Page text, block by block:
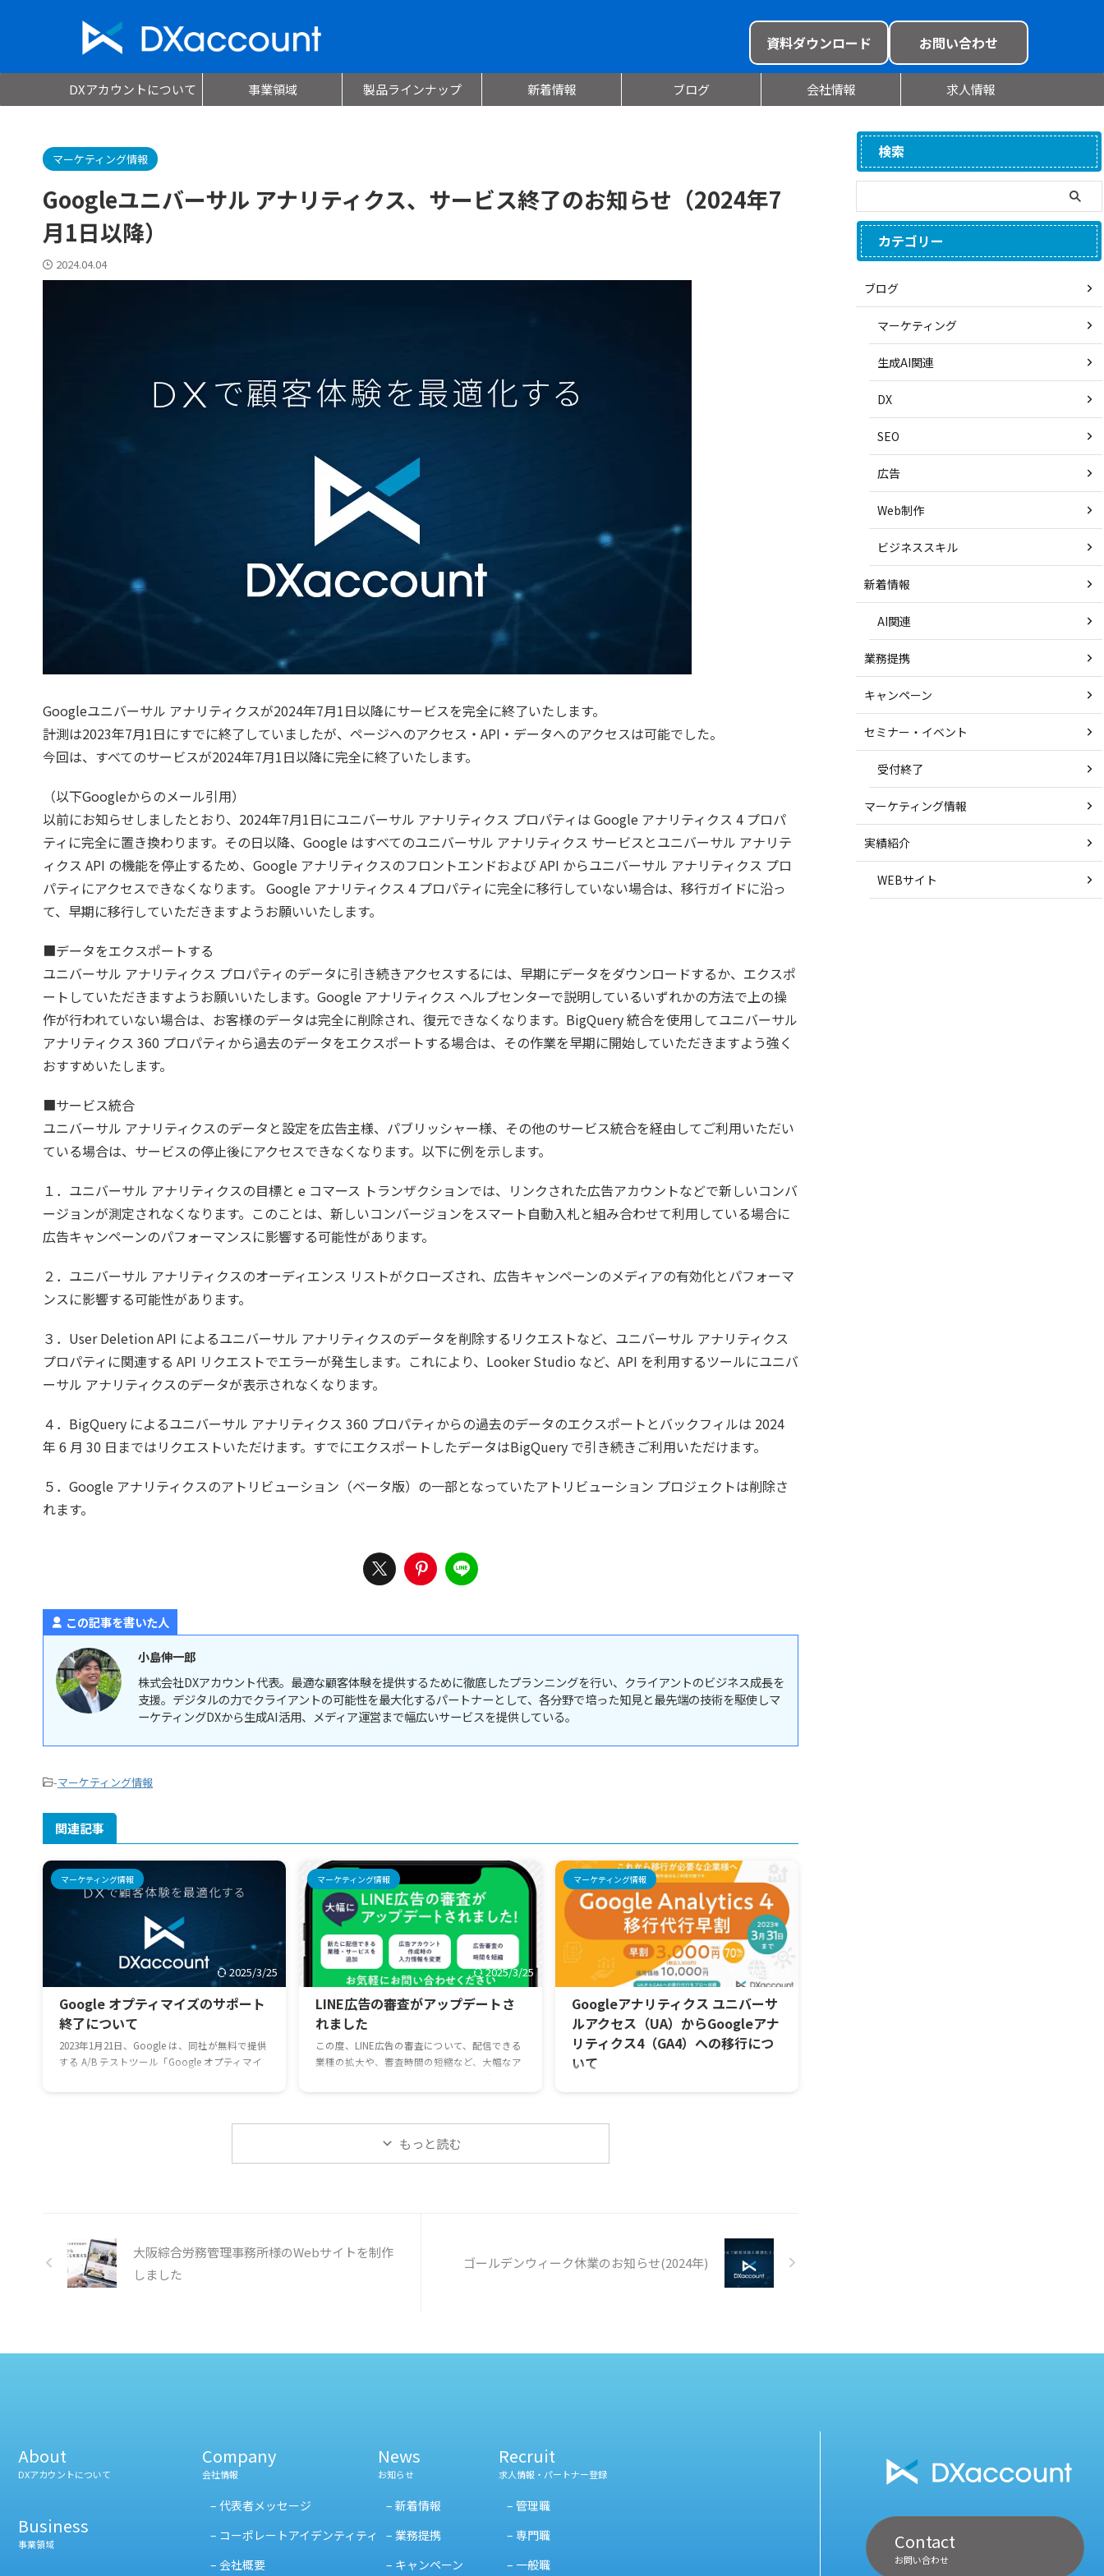
資料ダウンロード お問い合わせ
DXアカウントについて 事業領域 製品ラインナップ 新着情報 ブログ 会社情報 求人情報
マーケティング情報
Googleユニバーサル アナリティクス、サービス終了のお知らせ（2024年7
月1日以降）
2024.04.04
Googleユニバーサル アナリティクスが2024年7月1日以降にサービスを完全に終了いたします。
計測は2023年7月1日にすでに終了していましたが、ページへのアクセス・API・データへのアクセスは可能でした。
今回は、すべてのサービスが2024年7月1日以降に完全に終了いたします。
（以下Googleからのメール引用）
以前にお知らせしましたとおり、2024年7月1日にユニバーサル アナリティクス プロパティは Google アナリティクス 4 プロパ
ティに完全に置き換わります。その日以降、Google はすべてのユニバーサル アナリティクス サービスとユニバーサル アナリテ
ィクス API の機能を停止するため、Google アナリティクスのフロントエンドおよび API からユニバーサル アナリティクス プロ
パティにアクセスできなくなります。 Google アナリティクス 4 プロパティに完全に移行していない場合は、移行ガイドに沿っ
て、早期に移行していただきますようお願いいたします。
■データをエクスポートする
ユニバーサル アナリティクス プロパティのデータに引き続きアクセスするには、早期にデータをダウンロードするか、エクスポ
ートしていただきますようお願いいたします。Google アナリティクス ヘルプセンターで説明しているいずれかの方法で上の操
作が行われていない場合は、お客様のデータは完全に削除され、復元できなくなります。BigQuery 統合を使用してユニバーサル
アナリティクス 360 プロパティから過去のデータをエクスポートする場合は、その作業を早期に開始していただきますよう強く
おすすめいたします。
■サービス統合
ユニバーサル アナリティクスのデータと設定を広告主様、パブリッシャー様、その他のサービス統合を経由してご利用いただい
ている場合は、サービスの停止後にアクセスできなくなります。以下に例を示します。
１．ユニバーサル アナリティクスの目標と e コマース トランザクションでは、リンクされた広告アカウントなどで新しいコンバ
ージョンが測定されなくなります。このことは、新しいコンバージョンをスマート自動入札と組み合わせて利用している場合に
広告キャンペーンのパフォーマンスに影響する可能性があります。
２．ユニバーサル アナリティクスのオーディエンス リストがクローズされ、広告キャンペーンのメディアの有効化とパフォーマ
ンスに影響する可能性があります。
３．User Deletion API によるユニバーサル アナリティクスのデータを削除するリクエストなど、ユニバーサル アナリティクス
プロパティに関連する API リクエストでエラーが発生します。これにより、Looker Studio など、API を利用するツールにユニバ
ーサル アナリティクスのデータが表示されなくなります。
４．BigQuery によるユニバーサル アナリティクス 360 プロパティからの過去のデータのエクスポートとバックフィルは 2024
年 6 月 30 日まではリクエストいただけます。すでにエクスポートしたデータはBigQuery で引き続きご利用いただけます。
５．Google アナリティクスのアトリビューション（ベータ版）の一部となっていたアトリビューション プロジェクトは削除さ
れます。
この記事を書いた人
小島伸一郎
株式会社DXアカウント代表。最適な顧客体験を提供するために徹底したプランニングを行い、クライアントのビジネス成長を
支援。デジタルの力でクライアントの可能性を最大化するパートナーとして、各分野で培った知見と最先端の技術を駆使しマ
ーケティングDXから生成AI活用、メディア運営まで幅広いサービスを提供している。
-マーケティング情報
関連記事
マーケティング情報
2025/3/25
Google オプティマイズのサポート
終了について
2023年1月21日、Google は、同社が無料で提供
する A/B テストツール「Google オプティマイ
月30日をもってサービス終了すると発表しまし
オプティマイズをご利用のお客様Google オプ
30日を過ぎるとご利用いただけなくなります。
マーケティング情報
2025/3/25
LINE広告の審査がアップデートさ
れました
この度、LINE広告の審査について、配信できる
業種の拡大や、審査時間の短縮など、大幅なア
告は審査が不安・・・」と思われていたお客様
【アップデート内容】 ・新たに配信できる業
種・サービスを追加 ・ 広告アカウント作成時
の入力情報を変更 ・広告審査の時間を短縮
マーケティング情報
Googleアナリティクス ユニバーサ
ルアクセス（UA）からGoogleアナ
リティクス4（GA4）への移行につ
いて
ため再設定が必要です。弊社では、UAからGA4
まで・4月以降は、通常料金となります。 ま
た、混 …
もっと読む
大阪綜合労務管理事務所様のWebサイトを制作
しました
ゴールデンウィーク休業のお知らせ(2024年)
検索
カテゴリー
ブログ
マーケティング
生成AI関連
DX
SEO
広告
Web制作
ビジネススキル
新着情報
AI関連
業務提携
キャンペーン
セミナー・イベント
受付終了
マーケティング情報
実績紹介
WEBサイト
About
DXアカウントについて
Business
事業領域
Company
会社情報
– 代表者メッセージ
– コーポレートアイデンティティ
– 会社概要
News
お知らせ
– 新着情報
– 業務提携
– キャンペーン
Recruit
求人情報・パートナー登録
– 管理職
– 専門職
– 一般職
Contact
お問い合わせ